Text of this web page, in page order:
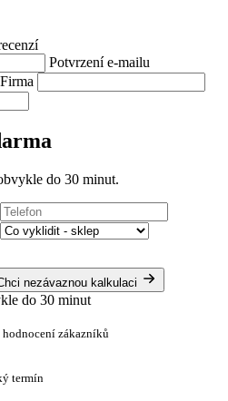
Potvrzení e-mailu
Firma
do 30 minut.
nezávaznou kalkulaci
do 30 minut
hodnocení zákazníků
termín